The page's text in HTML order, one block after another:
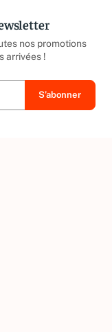
nos promotions
arrivées !